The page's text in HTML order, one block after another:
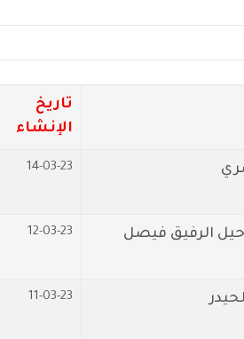
تاريخ
الإنشاء
14-03-23
الرفيق فيصل
12-03-23
11-03-23